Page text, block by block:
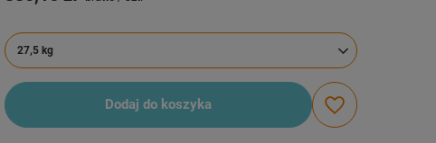
27,5 kg
Dodaj do koszyka